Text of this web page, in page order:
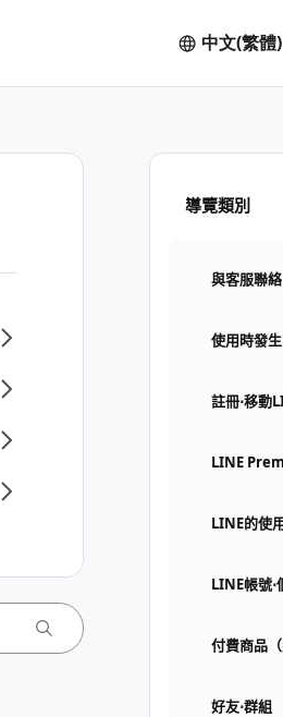
中文(繁體)
導覽類別
與客服聯絡
使用時發
註冊⋅移動
LINE
LINE的使
LINE帳號⋅
付費商品
好友⋅群組